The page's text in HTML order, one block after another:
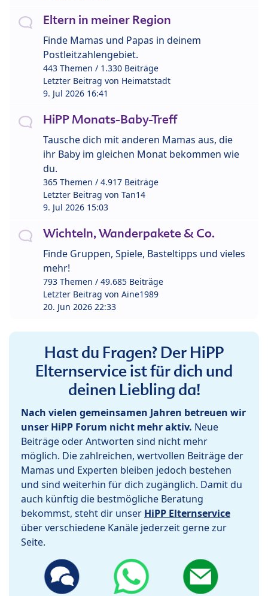
Eltern in meiner Region
Finde Mamas und Papas in deinem
Postleitzahlengebiet.
443 Themen / 1.330 Beiträge
Letzter Beitrag von Heimatstadt
9. Jul 2026 16:41
HiPP Monats-Baby-Treff
Tausche dich mit anderen Mamas aus, die
ihr Baby im gleichen Monat bekommen wie
du.
365 Themen / 4.917 Beiträge
Letzter Beitrag von Tan14
9. Jul 2026 15:03
Wichteln, Wanderpakete & Co.
Finde Gruppen, Spiele, Basteltipps und vieles
mehr!
793 Themen / 49.685 Beiträge
Letzter Beitrag von Aine1989
20. Jun 2026 22:33
Hast du Fragen? Der HiPP
Elternservice ist für dich und
deinen Liebling da!
Nach vielen gemeinsamen Jahren betreuen wir
unser HiPP Forum nicht mehr aktiv. Neue
Beiträge oder Antworten sind nicht mehr
möglich. Die zahlreichen, wertvollen Beiträge der
Mamas und Experten bleiben jedoch bestehen
und sind weiterhin für dich zugänglich. Damit du
auch künftig die bestmögliche Beratung
bekommst, steht dir unser HiPP Elternservice
über verschiedene Kanäle jederzeit gerne zur
Seite.